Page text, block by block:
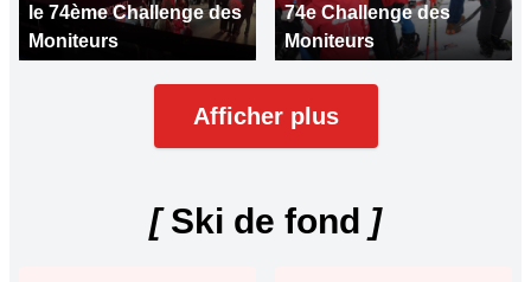
le 74ème Challenge des
Moniteurs
74e Challenge des
Moniteurs
Afficher plus
[Ski de fond ]